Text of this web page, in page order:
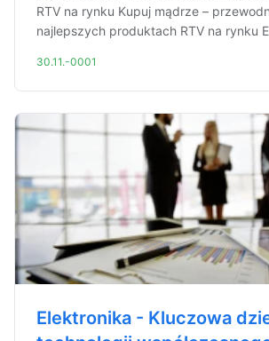
RTV na rynku Kupuj mądrze –
najlepszych produktach RTV na rynku
30.11.-0001
Elektronika - Kluczowa